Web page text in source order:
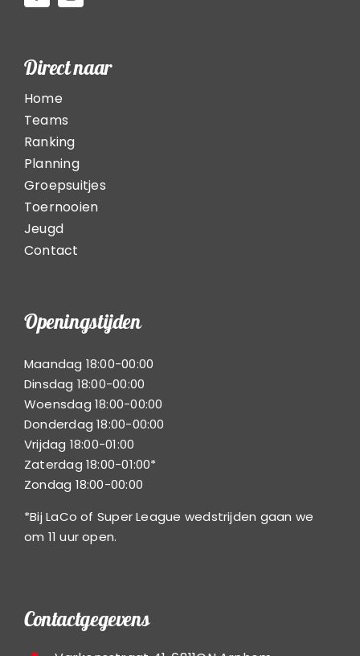
Direct naar
Home
Teams
Ranking
Planning
Groepsuitjes
Toernooien
Jeugd
Contact
Openingstijden
Maandag 18:00-00:00
Dinsdag 18:00-00:00
Woensdag 18:00-00:00
Donderdag 18:00-00:00
Vrijdag 18:00-01:00
Zaterdag 18:00-01:00*
Zondag 18:00-00:00
*Bij LaCo of Super League wedstrijden gaan we
om 11 uur open.
Contactgegevens